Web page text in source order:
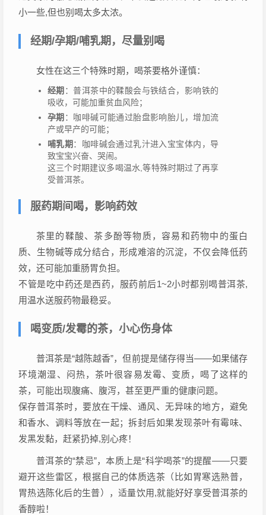
小一些,但也别喝太多太浓。
经期/孕期/哺乳期，尽量别喝
女性在这三个特殊时期，喝茶要格外谨慎：
经期 ：普洱茶中的鞣酸会与铁结合，影响铁的
吸收，可能加重贫血风险；
孕期 ：咖啡碱可能通过胎盘影响胎儿，增加流
产或早产的可能；
哺乳期 ：咖啡碱会通过乳汁进入宝宝体内，导
致宝宝兴奋、哭闹。
这三个时期建议多喝温水,等特殊时期过了再享
受普洱茶。
服药期间喝，影响药效
茶里的鞣酸、茶多酚等物质，容易和药物中的蛋白
质、生物碱等成分结合，形成难溶的沉淀，不仅会降低药
效，还可能加重肠胃负担。
不管是吃中药还是西药，服药前后1~2小时都别喝普洱茶,
用温水送服药物最稳妥。
喝变质/发霉的茶，小心伤身体
普洱茶是“越陈越香”，但前提是储存得当——如果储存
环境潮湿、闷热，茶叶很容易发霉、变质，喝了这样的
茶，可能出现腹痛、腹泻，甚至更严重的健康问题。
保存普洱茶时，要放在干燥、通风、无异味的地方，避免
和香水、调料等放在一起；拆封后如果发现茶叶有霉味、
发黑发黏，赶紧扔掉,别心疼！
普洱茶的“禁忌”，本质上是“科学喝茶”的提醒——只要
避开这些雷区，根据自己的体质选茶（比如胃寒选熟普，
胃热选陈化后的生普），适量饮用,就能好好享受普洱茶的
香醇啦！